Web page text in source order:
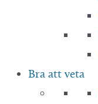
Bra att veta